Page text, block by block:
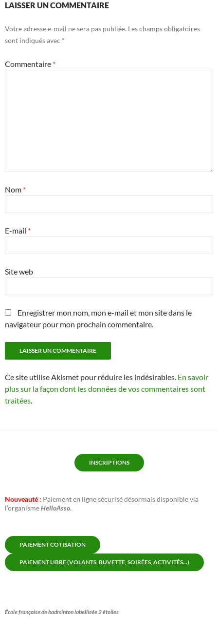
LAISSER UN COMMENTAIRE
Votre adresse e-mail ne sera pas publiée. Les champs obligatoires
sont indiqués avec *
Commentaire *
Nom *
E-mail *
Site web
Enregistrer mon nom, mon e-mail et mon site dans le
navigateur pour mon prochain commentaire.
Ce site utilise Akismet pour réduire les indésirables. En savoir
plus sur la façon dont les données de vos commentaires sont
traitées.
INSCRIPTIONS
Nouveauté : Paiement en ligne sécurisé désormais disponible via
l’organismeHelloAsso.
PAIEMENT COTISATION
PAIEMENT LIBRE (VOLANTS, BUVETTE, SOIRÉES, ACTIVITÉS...)
École française de badminton labellisée 2 étoiles